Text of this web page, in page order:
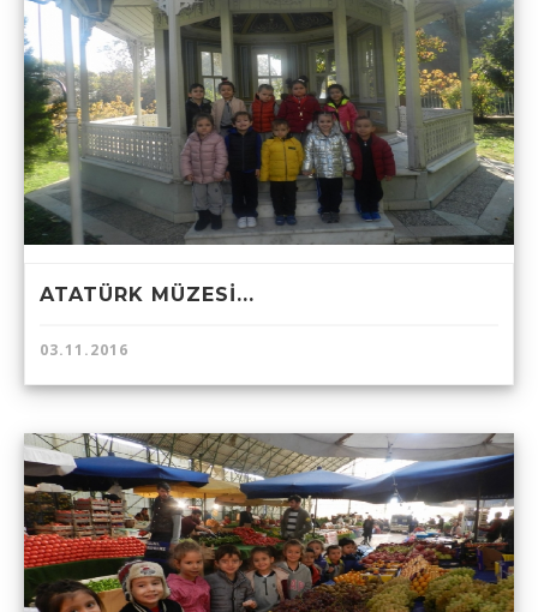
ATATÜRK MÜZESİ...
03.11.2016